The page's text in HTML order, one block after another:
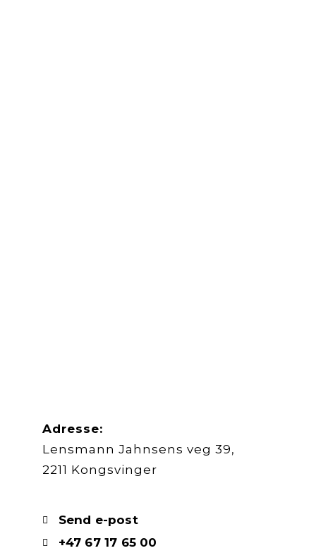
Adresse:
Lensmann Jahnsens veg 39,
2211 Kongsvinger
Send e-post
+47 67 17 65 00